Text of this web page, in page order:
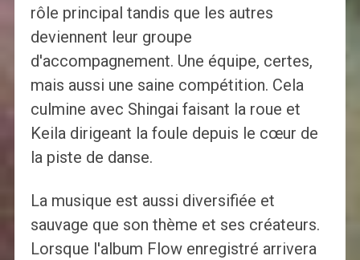
rôle principal tandis que les autres
deviennent leur groupe
d'accompagnement. Une équipe, certes,
mais aussi une saine compétition. Cela
culmine avec Shingai faisant la roue et
Keila dirigeant la foule depuis le cœur de
la piste de danse.
La musique est aussi diversifiée et
sauvage que son thème et ses créateurs.
Lorsque l'album Flow enregistré arrivera